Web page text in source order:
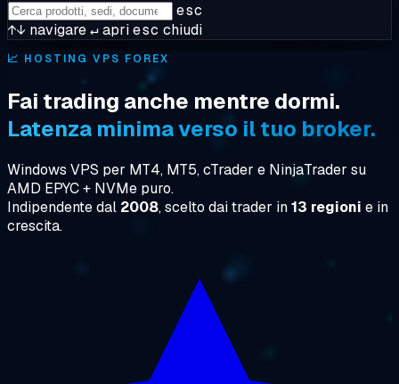
esc
↑↓ navigare↵apriesc chiudi
📈 HOSTING VPS FOREX
Fai trading anche mentre dormi.
Latenza minima verso il tuo broker.
Windows VPS per MT4, MT5, cTrader e NinjaTrader su
AMD EPYC + NVMe puro.
Indipendente dal 2008, scelto dai trader in13 regioni e in
crescita.